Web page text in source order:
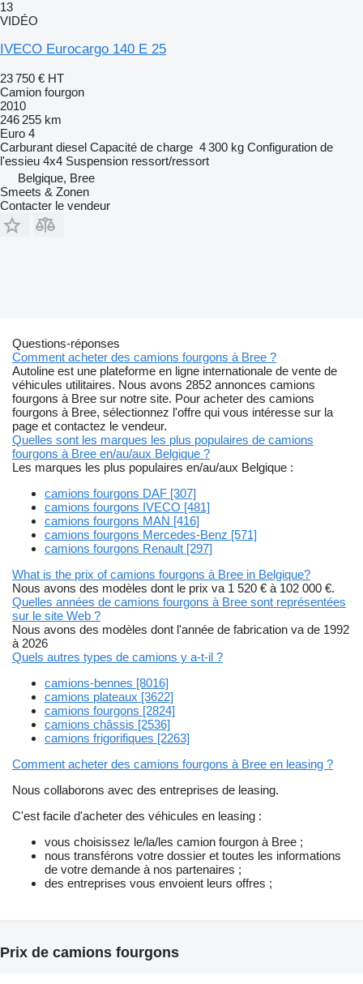
13
VIDÉO
IVECO Eurocargo 140 E 25
23 750 € HT
Camion fourgon
2010
246 255 km
Euro 4
Carburant diesel Capacité de charge 4 300 kg Configuration de
l'essieu 4x4 Suspension ressort/ressort
Belgique, Bree
Smeets & Zonen
Contacter le vendeur
Questions-réponses
Comment acheter des camions fourgons à Bree ?
Autoline est une plateforme en ligne internationale de vente de
véhicules utilitaires. Nous avons 2852 annonces camions
fourgons à Bree sur notre site. Pour acheter des camions
fourgons à Bree, sélectionnez l'offre qui vous intéresse sur la
page et contactez le vendeur.
Quelles sont les marques les plus populaires de camions
fourgons à Bree en/au/aux Belgique ?
Les marques les plus populaires en/au/aux Belgique :
camions fourgons DAF [307]
camions fourgons IVECO [481]
camions fourgons MAN [416]
camions fourgons Mercedes-Benz [571]
camions fourgons Renault [297]
What is the prix of camions fourgons à Bree in Belgique?
Nous avons des modèles dont le prix va 1 520 € à 102 000 €.
Quelles années de camions fourgons à Bree sont représentées
sur le site Web ?
Nous avons des modèles dont l'année de fabrication va de 1992
à 2026
Quels autres types de camions y a-t-il ?
camions-bennes [8016]
camions plateaux [3622]
camions fourgons [2824]
camions châssis [2536]
camions frigorifiques [2263]
Comment acheter des camions fourgons à Bree en leasing ?
Nous collaborons avec des entreprises de leasing.
C'est facile d'acheter des véhicules en leasing :
vous choisissez le/la/les camion fourgon à Bree ;
nous transférons votre dossier et toutes les informations
de votre demande à nos partenaires ;
des entreprises vous envoient leurs offres ;
Prix de camions fourgons